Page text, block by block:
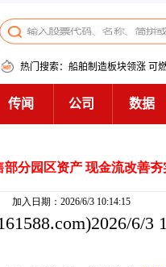
部分园区资产 现金流改善
加入日期：2026/6/3 10:14:15
6/3